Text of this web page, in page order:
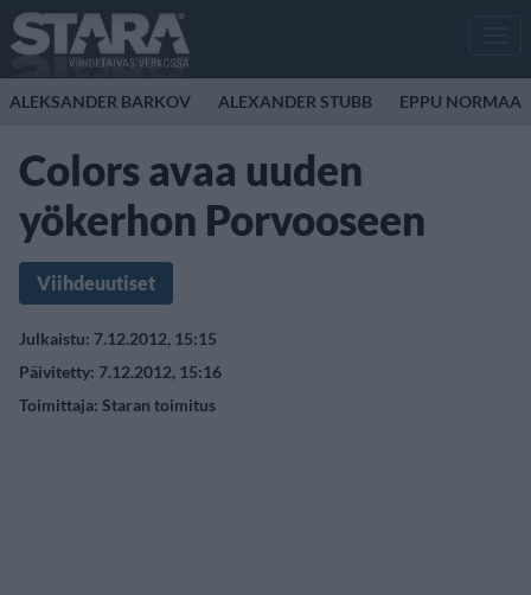
ALEKSANDER BARKOV ALEXANDER STUBB EPPU
Colors avaa uuden
yökerhon Porvooseen
Viihdeuutiset
Julkaistu: 7.12.2012, 15:15
Päivitetty: 7.12.2012, 15:16
Toimittaja: Staran toimitus